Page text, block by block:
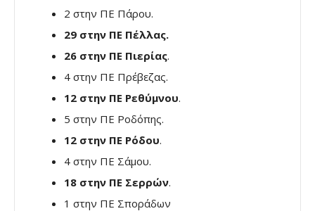
2 στην ΠΕ Πάρου.
29 στην ΠΕ Πέλλας.
26 στην ΠΕ Πιερίας.
4 στην ΠΕ Πρέβεζας.
12 στην ΠΕ Ρεθύμνου.
5 στην ΠΕ Ροδόπης.
12 στην ΠΕ Ρόδου.
4 στην ΠΕ Σάμου.
18 στην ΠΕ Σερρών.
1 στην ΠΕ Σποράδων